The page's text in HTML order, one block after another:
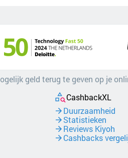
geld terug te geven op je
CashbackXL
Duurzaamheid
Statistieken
Reviews Kiyoh
Cashbacks